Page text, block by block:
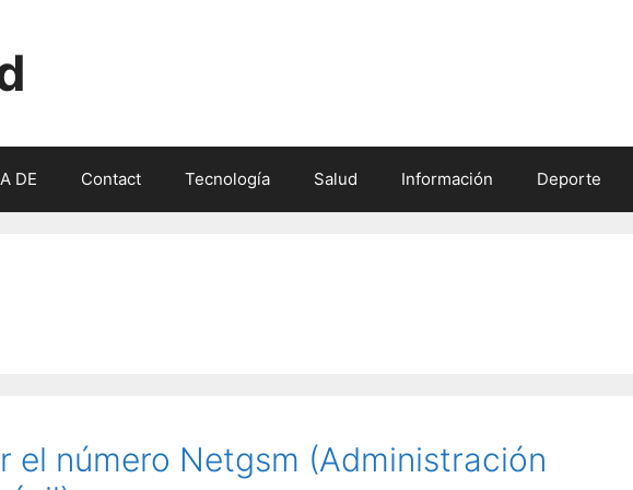
DE Contact Tecnología Salud Información Deporte
el número Netgsm (Administración